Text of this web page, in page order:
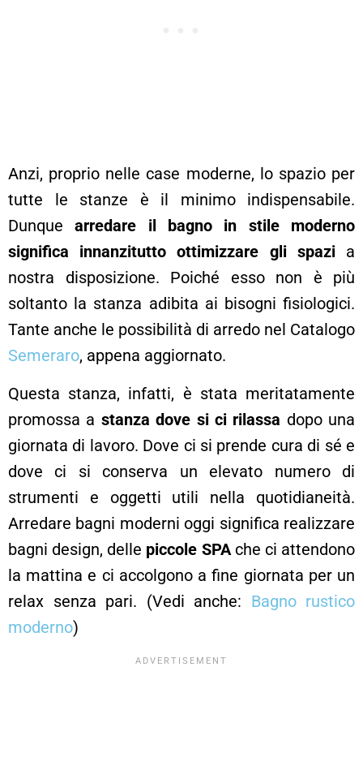
Anzi, proprio nelle case moderne, lo spazio per
tutte le stanze è il minimo indispensabile.
Dunquearredare il bagno in stile moderno
significa innanzitutto ottimizzare gli spazi a
nostra disposizione. Poiché esso non è più
soltanto la stanza adibita ai bisogni fisiologici.
Tante anche le possibilità di arredo nel Catalogo
Semeraro, appena aggiornato.
Questa stanza, infatti, è stata meritatamente
promossa a stanza dove si ci rilassa dopo una
giornata di lavoro. Dove ci si prende cura di sé e
dove ci si conserva un elevato numero di
strumenti e oggetti utili nella quotidianeità.
Arredare bagni moderni oggi significa realizzare
bagni design, delle piccole SPAche ci attendono
la mattina e ci accolgono a fine giornata per un
relax senza pari. (Vedi anche: Bagno rustico
moderno)